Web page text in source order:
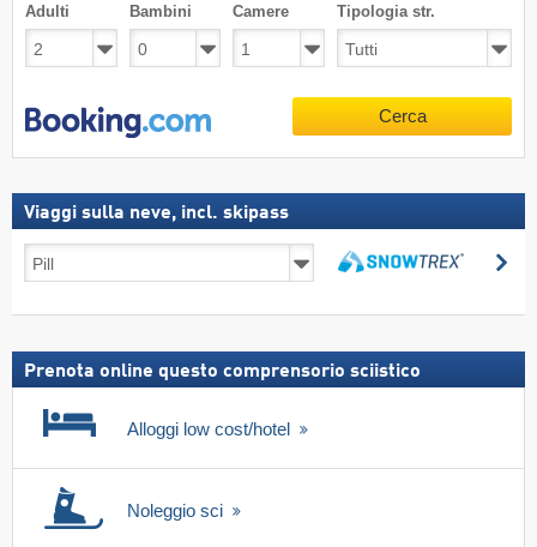
Adulti Bambini Camere Tipologia str.
Cerca
Viaggi sulla neve, incl. skipass
Viaggi
sulla
incl.
Prenota online questo comprensorio sciistico
Alloggi low cost/hotel
Noleggio sci